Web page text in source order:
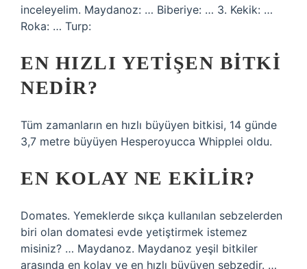
inceleyelim. Maydanoz: … Biberiye: … 3. Kekik: …
Roka: … Turp:
EN HIZLI YETIŞEN BITKI
NEDIR?
Tüm zamanların en hızlı büyüyen bitkisi, 14 günde
3,7 metre büyüyen Hesperoyucca Whipplei oldu.
EN KOLAY NE EKILIR?
Domates. Yemeklerde sıkça kullanılan sebzelerden
biri olan domatesi evde yetiştirmek istemez
misiniz? … Maydanoz. Maydanoz yeşil bitkiler
arasında en kolay ve en hızlı büyüyen sebzedir. …